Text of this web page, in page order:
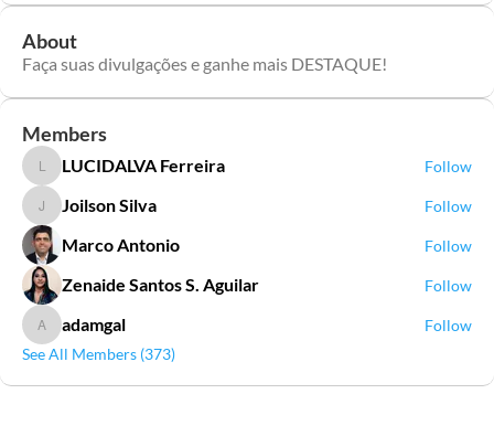
About
Faça suas divulgações e ganhe mais DESTAQUE!
Members
LUCIDALVA Ferreira
LUCIDALVA Ferreira Follow
Joilson Silva
Joilson Silva Follow
Marco Antonio Follow
Zenaide Santos S. Aguilar Follow
adamgal
adamgal
Follow
See All Members (373)